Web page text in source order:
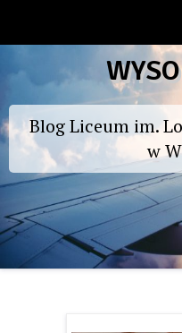
to
Blog Liceum im.
w